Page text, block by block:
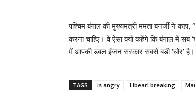
पश्चिम बंगाल की मुख्यमंत्री ममता बनर्जी ने कहा,
करना चाहिए। वे ऐसा क्यों कहेंगे कि बंगाल में सब
में आपकी डबल इंजन सरकार सबसे बड़ी ‘चोर’
TAGS is angry Libearl breaking